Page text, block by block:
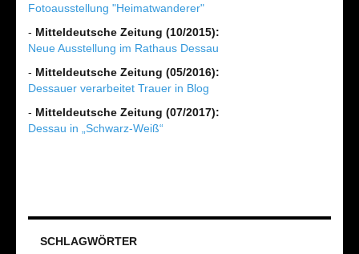
Fotoausstellung "Heimatwanderer"
- Mitteldeutsche Zeitung (10/2015):
Neue Ausstellung im Rathaus Dessau
- Mitteldeutsche Zeitung (05/2016):
Dessauer verarbeitet Trauer in Blog
- Mitteldeutsche Zeitung (07/2017):
Dessau in „Schwarz-Weiß“
SCHLAGWÖRTER